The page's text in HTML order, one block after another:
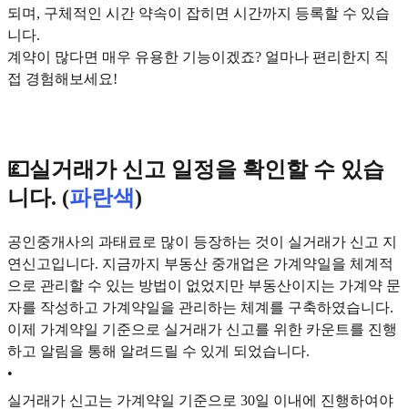
되며, 구체적인 시간 약속이 잡히면 시간까지 등록할 수 있습
니다.
계약이 많다면 매우 유용한 기능이겠죠? 얼마나 편리한지 직
접 경험해보세요!
💷실거래가 신고 일정을 확인할 수 있습
니다. (파란색)
공인중개사의 과태료로 많이 등장하는 것이 실거래가 신고 지
연신고입니다. 지금까지 부동산 중개업은 가계약일을 체계적
으로 관리할 수 있는 방법이 없었지만 부동산이지는 가계약 문
자를 작성하고 가계약일을 관리하는 체계를 구축하였습니다.
이제 가계약일 기준으로 실거래가 신고를 위한 카운트를 진행
하고 알림을 통해 알려드릴 수 있게 되었습니다.
•
실거래가 신고는 가계약일 기준으로 30일 이내에 진행하여야